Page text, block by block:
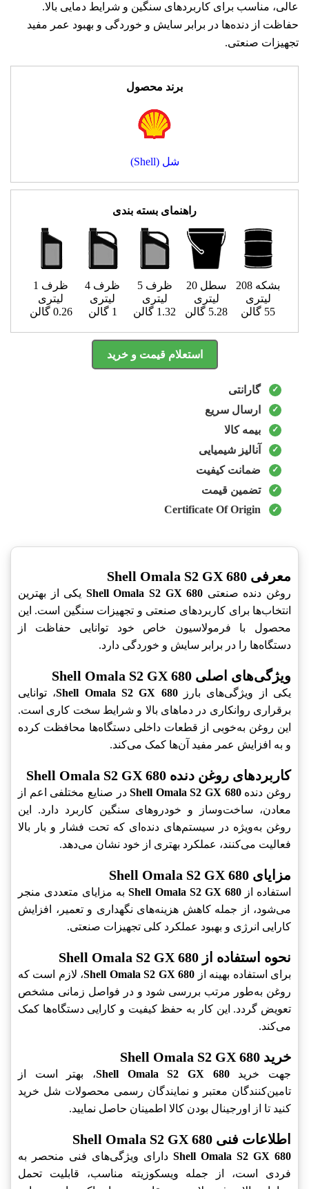
عالی، مناسب برای کاربردهای سنگین و شرایط دمایی بالا.
حفاظت از دنده‌ها در برابر سایش و خوردگی و بهبود عمر مفید
تجهیزات صنعتی.
برند محصول
شل (Shell)
راهنمای بسته بندی
بشکه 208
لیتری
55 گالن
سطل 20
لیتری
5.28 گالن
ظرف 5
لیتری
1.32 گالن
ظرف 4
لیتری
1 گالن
ظرف 1
لیتری
0.26 گالن
استعلام قیمت و خرید
گارانتی
ارسال سریع
بیمه کالا
آنالیز شیمیایی
ضمانت کیفیت
تضمین قیمت
Certificate Of Origin
معرفی Shell Omala S2 GX 680
روغن دنده صنعتی Shell Omala S2 GX 680 یکی از بهترین
انتخاب‌ها برای کاربردهای صنعتی و تجهیزات سنگین است. این
محصول با فرمولاسیون خاص خود توانایی حفاظت از
دستگاه‌ها را در برابر سایش و خوردگی دارد.
ویژگی‌های اصلی Shell Omala S2 GX 680
یکی از ویژگی‌های بارزShell Omala S2 GX 680، توانایی
برقراری روانکاری در دماهای بالا و شرایط سخت کاری است.
این روغن به‌خوبی از قطعات داخلی دستگاه‌ها محافظت کرده
و به افزایش عمر مفید آن‌ها کمک می‌کند.
کاربردهای روغن دنده Shell Omala S2 GX 680
روغن دندهShell Omala S2 GX 680در صنایع مختلفی اعم از
معادن، ساخت‌وساز و خودروهای سنگین کاربرد دارد. این
روغن به‌ویژه در سیستم‌های دنده‌ای که تحت فشار و بار بالا
فعالیت می‌کنند، عملکرد بهتری از خود نشان می‌دهد.
مزایای Shell Omala S2 GX 680
استفاده ازShell Omala S2 GX 680به مزایای متعددی منجر
می‌شود، از جمله کاهش هزینه‌های نگهداری و تعمیر، افزایش
کارایی انرژی و بهبود عملکرد کلی تجهیزات صنعتی.
نحوه استفاده از Shell Omala S2 GX 680
برای استفاده بهینه از Shell Omala S2 GX 680، لازم است که
روغن به‌طور مرتب بررسی شود و در فواصل زمانی مشخص
تعویض گردد. این کار به حفظ کیفیت و کارایی دستگاه‌ها کمک
می‌کند.
خرید Shell Omala S2 GX 680
جهت خریدShell Omala S2 GX 680، بهتر است از
تامین‌کنندگان معتبر و نمایندگان رسمی محصولات شل خرید
کنید تا از اورجینال بودن کالا اطمینان حاصل نمایید.
اطلاعات فنی Shell Omala S2 GX 680
Shell Omala S2 GX 680 دارای ویژگی‌های فنی منحصر به
فردی است، از جمله ویسکوزیته مناسب، قابلیت تحمل